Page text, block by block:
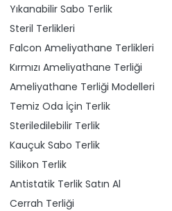
Yıkanabilir Sabo Terlik
Steril Terlikleri
Falcon Ameliyathane Terlikleri
Kırmızı Ameliyathane Terliği
Ameliyathane Terliği Modelleri
Temiz Oda İçin Terlik
Steriledilebilir Terlik
Kauçuk Sabo Terlik
Silikon Terlik
Antistatik Terlik Satın Al
Cerrah Terliği